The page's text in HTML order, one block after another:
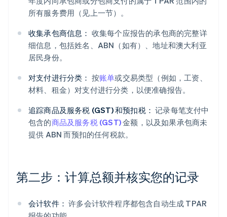
所有服务费用（见上一节）。
收集承包商信息： 收集每个应报告的承包商的完整详
细信息，包括姓名、ABN（如有）、地址和澳大利亚
居民身份。
对支付进行分类： 按账单或交易类型（例如，工资、
材料、租金）对支付进行分类，以便准确报告。
追踪商品及服务税 (GST) 和预扣税： 记录每笔支付中
包含的商品及服务税 (GST)金额，以及如果承包商未
提供 ABN 而预扣的任何税款。
第二步：计算总额并核实您的记录
会计软件： 许多会计软件程序都包含自动生成 TPAR